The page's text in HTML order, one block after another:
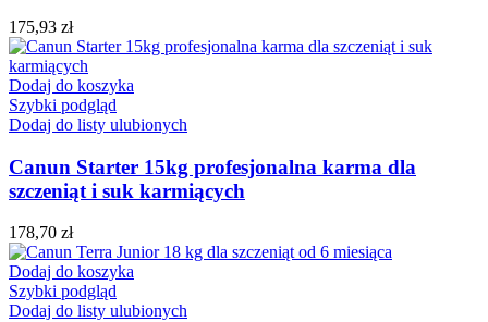
175,93 zł
Dodaj do koszyka
Szybki podgląd
Dodaj do listy ulubionych
Canun Starter 15kg profesjonalna karma dla
szczeniąt i suk karmiących
178,70 zł
Dodaj do koszyka
Szybki podgląd
Dodaj do listy ulubionych